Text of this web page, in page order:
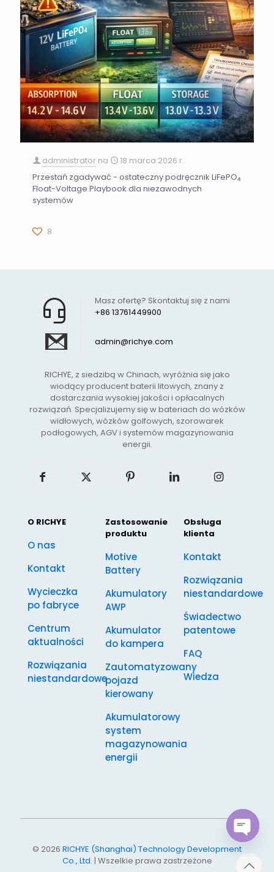
administrator na
18 marca 2026 r.
Przestań zgadywać - ostateczny podręcznik LiFePO₄
Float-Voltage Playbook dla niezawodnych
systemów
8
+86 13761449900
Masz ofertę? Skontaktuj się z nami
admin@richye.com
RICHYE, z siedzibą w Chinach, wyróżnia się jako
wiodący producent baterii litowych, znany z
dostarczania wysokiej jakości i opłacalnych
rozwiązań. Specjalizujemy się w bateriach do wózków
widłowych, wózków golfowych, szorowarek
podłogowych, AGV i systemów magazynowania
energii.
O RICHYE
O nas
Kontakt
Wycieczka
po fabryce
Centrum
aktualności
Rozwiązania
niestandardowe
Zastosowanie
produktu
Motive
Battery
Akumulatory
AWP
Akumulator
do kampera
Zautomatyzowany
pojazd
kierowany
Akumulatorowy
system
magazynowania
energii
Obsługa
klienta
Kontakt
Rozwiązania
niestandardowe
Świadectwo
patentowe
FAQ
Wiedza
© 2026 RICHYE (Shanghai) Technology Development
Co., Ltd. | Wszelkie prawa zastrzeżone
chaty